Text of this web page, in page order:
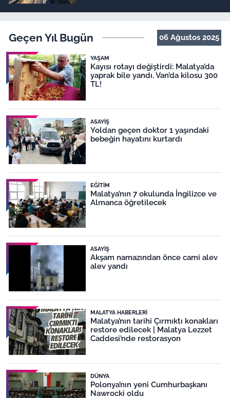
Geçen Yıl Bugün 06 Ağustos 2025
YAŞAM
Kayısı rotayı değiştirdi: Malatya’da
yaprak bile yandı, Van’da kilosu 300
TL!
ASAYIŞ
Yoldan geçen doktor 1 yaşındaki
bebeğin hayatını kurtardı
EĞITIM
Malatya’nın 7 okulunda İngilizce ve
Almanca öğretilecek
ASAYIŞ
Akşam namazından önce cami alev
alev yandı
MALATYA HABERLERI
Malatya’nın tarihi Çırmıktı konakları
restore edilecek | Malatya Lezzet
Caddesi’nde restorasyon
DÜNYA
Polonya’nın yeni Cumhurbaşkanı
Nawrocki oldu